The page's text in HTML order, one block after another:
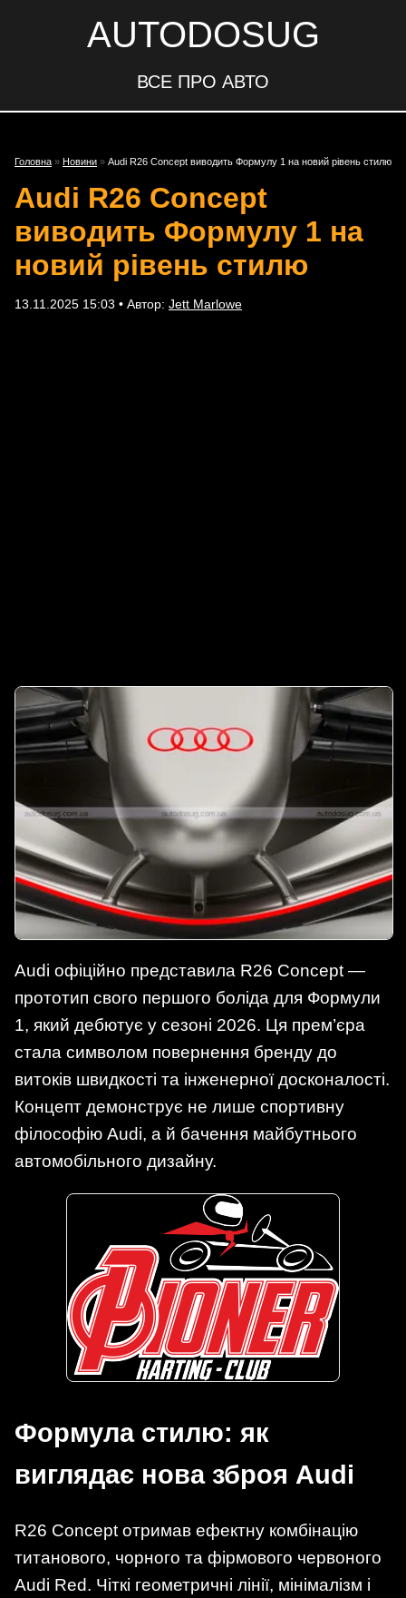
AUTODOSUG
ВСЕ ПРО АВТО
Головна » Новини » Audi R26 Concept виводить Формулу 1 на новий рівень стилю
Audi R26 Concept
виводить Формулу 1 на
новий рівень стилю
13.11.2025 15:03 • Автор: Jett Marlowe
Audi офіційно представила R26 Concept —
прототип свого першого боліда для Формули
1, який дебютує у сезоні 2026. Ця прем’єра
стала символом повернення бренду до
витоків швидкості та інженерної досконалості.
Концепт демонструє не лише спортивну
філософію Audi, а й бачення майбутнього
автомобільного дизайну.
Формула стилю: як
виглядає нова зброя Audi
R26 Concept отримав ефектну комбінацію
титанового, чорного та фірмового червоного
Audi Red. Чіткі геометричні лінії, мінімалізм і